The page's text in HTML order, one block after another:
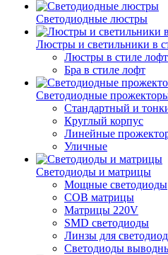
Светодиодные люстры
Люстры и светильники в
Люстры в стиле лофт
Бра в стиле лофт
Светодиодные
Стандартный и
Круглый корпус
Линейные
Уличные
Светодиоды и матрицы
Мощные светодиоды
COB матрицы
Матрицы 220V
SMD светодиоды
Линзы для
Светодиоды